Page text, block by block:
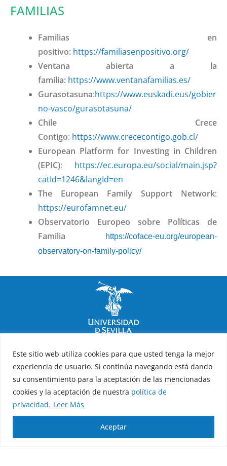
Este sitio web utiliza cookies para que usted tenga la mejor
experiencia de usuario. Si continúa navegando está dando
su consentimiento para la aceptación de las mencionadas
cookies y la aceptación de nuestra política de
privacidad. Leer Más
Aceptar
FAMILIAS
Familias en
positivo: https://familiasenpositivo.org/
Ventana abierta a la
familia: https://www.ventanafamilias.es/
Gurasotasuna:https://www.euskadi.eus/gobier
no-vasco/gurasotasuna/
Chile Crece
Contigo: https://www.crececontigo.gob.cl/
European Platform for Investing in Children
(EPIC): https://ec.europa.eu/social/main.jsp?
catId=1246&langId=en
The European Family Support Network:
https://eurofamnet.eu/
Observatorio Europeo sobre Políticas de
Familia
https://coface-eu.org/european-
observatory-on-family-policy/
Política de privacidad Política de cookies Aviso legal
Copyright 2026 © Todos los derechos reservados
Diseño y desarrollo h-tecnología